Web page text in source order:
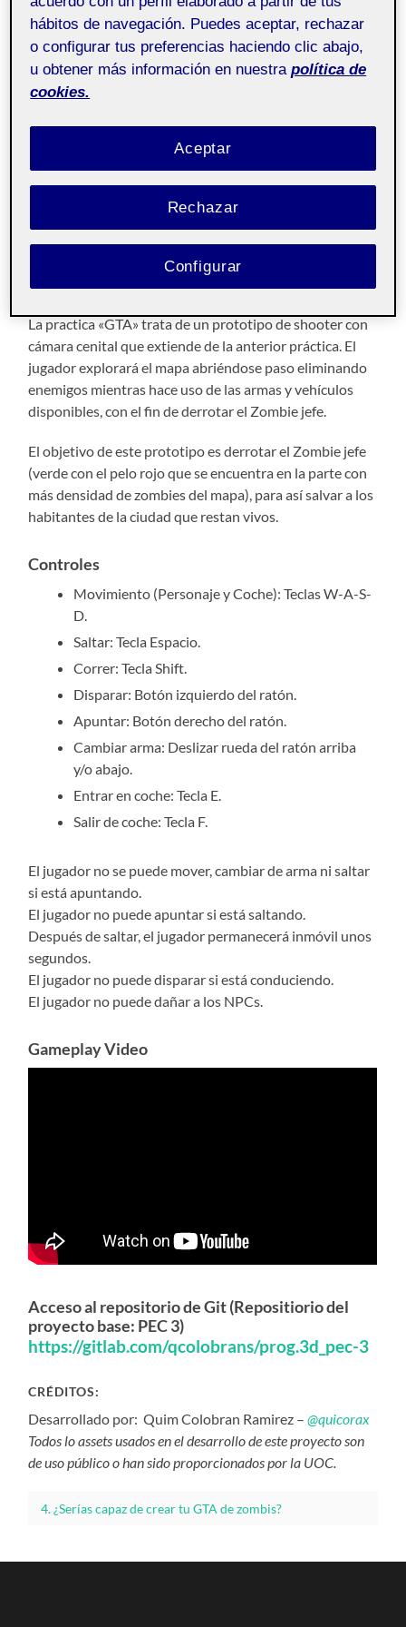
Práctica Final – Un «GTA»
Shooter cenital – Quim
Colobrans Ramírez
3 JUNIO, 2023
videojuegos 3D
Entrega de la Práctica Final de la asignatura
Programación de videojuegos 3D.
Como jugar
La practica «GTA» trata de un prototipo de shooter con
cámara cenital que extiende de la anterior práctica. El
jugador explorará el mapa abriéndose paso eliminando
enemigos mientras hace uso de las armas y vehículos
disponibles, con el fin de derrotar el Zombie jefe.
El objetivo de este prototipo es derrotar el Zombie jefe
(verde con el pelo rojo que se encuentra en la parte con
más densidad de zombies del mapa), para así salvar a los
habitantes de la ciudad que restan vivos.
Controles
Movimiento (Personaje y Coche): Teclas W-A-S-
D.
Saltar: Tecla Espacio.
Correr: Tecla Shift.
Disparar: Botón izquierdo del ratón.
Apuntar: Botón derecho del ratón.
Cambiar arma: Deslizar rueda del ratón arriba
y/o abajo.
Entrar en coche: Tecla E.
Salir de coche: Tecla F.
El jugador no se puede mover, cambiar de arma ni saltar
si está apuntando.
El jugador no puede apuntar si está saltando.
Después de saltar, el jugador permanecerá inmóvil unos
segundos.
El jugador no puede disparar si está conduciendo.
El jugador no puede dañar a los NPCs.
Gameplay Video
Acceso al repositorio de Git (Repositiorio del
proyecto base: PEC 3)
https://gitlab.com/qcolobrans/prog.3d_pec-3
CRÉDITOS:
Desarrollado por: Quim Colobran Ramirez –@quicorax
Todos lo assets usados en el desarrollo de este proyecto son
de uso público o han sido proporcionados por la UOC.
4. ¿Serías capaz de crear tu GTA de zombis?
hábitos de navegación. Puedes aceptar, rechazar
o configurar tus preferencias haciendo clic abajo,
u obtener más información en nuestra política de
cookies.
Rechazar
Aceptar
Configurar